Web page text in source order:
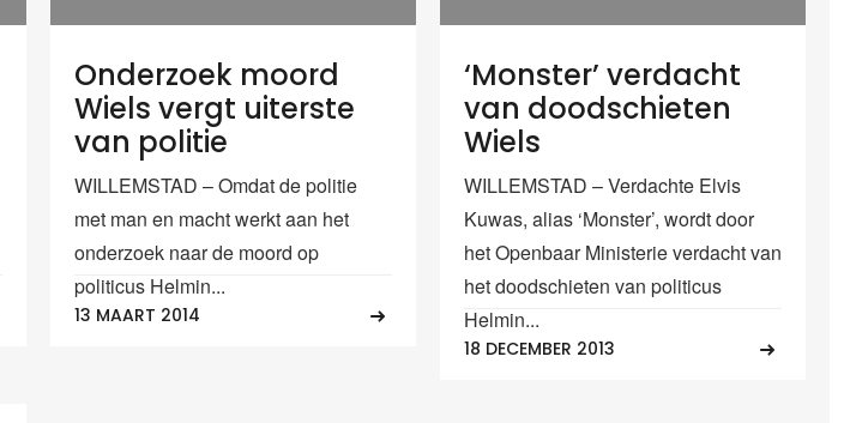
Onderzoek moord
Wiels vergt uiterste
van politie
WILLEMSTAD – Omdat de politie
met man en macht werkt aan het
onderzoek naar de moord op
politicus Helmin...
13 MAART 2014
‘Monster’ verdacht
van doodschieten
Wiels
WILLEMSTAD – Verdachte Elvis
Kuwas, alias ‘Monster’, wordt door
het Openbaar Ministerie verdacht van
het doodschieten van politicus
Helmin...
18 DECEMBER 2013